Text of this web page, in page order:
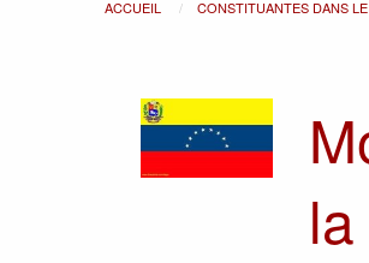
ACCUEIL CONSTITUANTES DANS